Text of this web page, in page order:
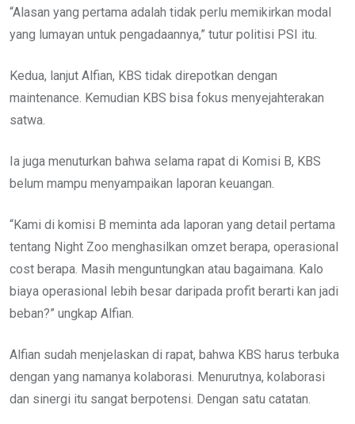
“Alasan yang pertama adalah tidak perlu memikirkan modal
yang lumayan untuk pengadaannya,” tutur politisi PSI itu.
Kedua, lanjut Alfian, KBS tidak direpotkan dengan
maintenance. Kemudian KBS bisa fokus menyejahterakan
satwa.
Ia juga menuturkan bahwa selama rapat di Komisi B, KBS
belum mampu menyampaikan laporan keuangan.
“Kami di komisi B meminta ada laporan yang detail pertama
tentang Night Zoo menghasilkan omzet berapa, operasional
cost berapa. Masih menguntungkan atau bagaimana. Kalo
biaya operasional lebih besar daripada profit berarti kan jadi
beban?” ungkap Alfian.
Alfian sudah menjelaskan di rapat, bahwa KBS harus terbuka
dengan yang namanya kolaborasi. Menurutnya, kolaborasi
dan sinergi itu sangat berpotensi. Dengan satu catatan.